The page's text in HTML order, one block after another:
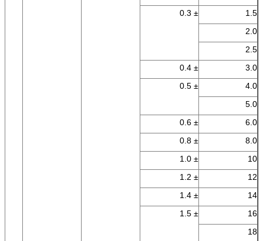
1.5
± 0.3
2.0
2.5
3.0
± 0.4
4.0
± 0.5
5.0
6.0
± 0.6
8.0
± 0.8
10
± 1.0
12
± 1.2
14
± 1.4
16
± 1.5
18